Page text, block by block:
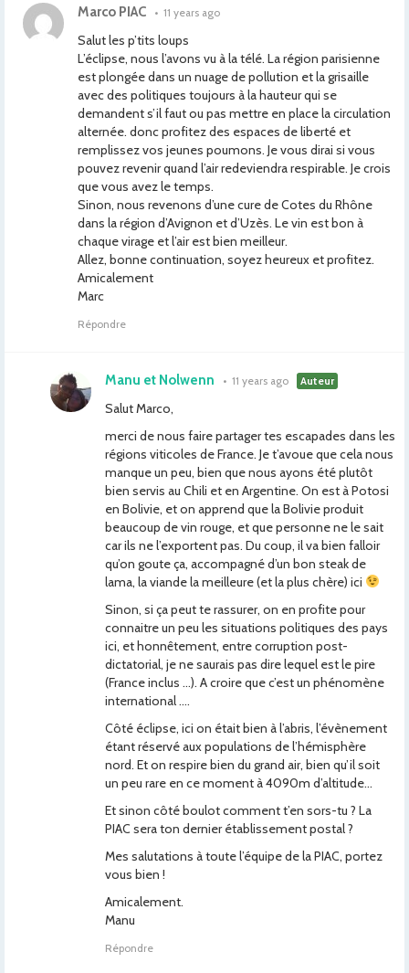
Marco PIAC • 11 years ago
Salut les p’tits loups
L’éclipse, nous l’avons vu à la télé. La région parisienne
est plongée dans un nuage de pollution et la grisaille
avec des politiques toujours à la hauteur qui se
demandent s’il faut ou pas mettre en place la circulation
alternée. donc profitez des espaces de liberté et
remplissez vos jeunes poumons. Je vous dirai si vous
pouvez revenir quand l’air redeviendra respirable. Je crois
que vous avez le temps.
Sinon, nous revenons d’une cure de Cotes du Rhône
dans la région d’Avignon et d’Uzès. Le vin est bon à
chaque virage et l’air est bien meilleur.
Allez, bonne continuation, soyez heureux et profitez.
Amicalement
Marc
Répondre
Manu et Nolwenn • 11 years ago Auteur
Salut Marco,
merci de nous faire partager tes escapades dans les
régions viticoles de France. Je t’avoue que cela nous
manque un peu, bien que nous ayons été plutôt
bien servis au Chili et en Argentine. On est à Potosi
en Bolivie, et on apprend que la Bolivie produit
beaucoup de vin rouge, et que personne ne le sait
car ils ne l’exportent pas. Du coup, il va bien falloir
qu’on goute ça, accompagné d’un bon steak de
lama, la viande la meilleure (et la plus chère) ici
Sinon, si ça peut te rassurer, on en profite pour
connaitre un peu les situations politiques des pays
ici, et honnêtement, entre corruption post-
dictatorial, je ne saurais pas dire lequel est le pire
(France inclus …). A croire que c’est un phénomène
international ….
Côté éclipse, ici on était bien à l’abris, l’évènement
étant réservé aux populations de l’hémisphère
nord. Et on respire bien du grand air, bien qu’il soit
un peu rare en ce moment à 4090m d’altitude…
Et sinon côté boulot comment t’en sors-tu ? La
PIAC sera ton dernier établissement postal ?
Mes salutations à toute l’équipe de la PIAC, portez
vous bien !
Amicalement.
Manu
Répondre